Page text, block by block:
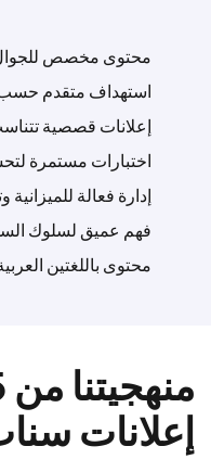
محتوى مخصص للجوال
استهداف متقدم حسب
إعلانات قصصية
اختبارات مستمرة
إدارة فعالة للميزانية
فهم عميق لسلوك
محتوى باللغتين
إعلانات